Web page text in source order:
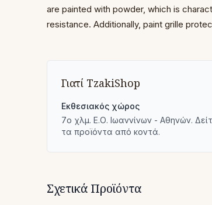
are painted with powder, which is
resistance. Additionally, paint grille
Γιατί TzakiShop
Εκθεσιακός χώρος
7ο χλμ. Ε.Ο. Ιωαννίνων - Αθηνών.
τα προϊόντα από κοντά.
Σχετικά Προϊόντα